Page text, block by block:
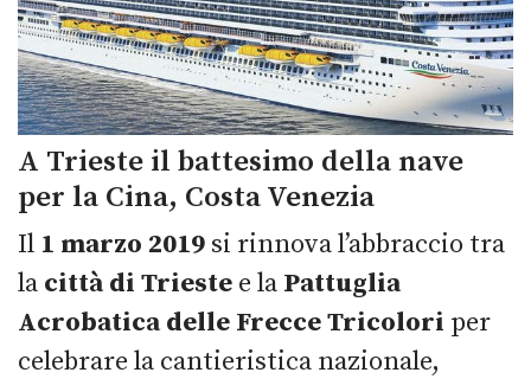
A Trieste il battesimo della nave
per la Cina, Costa Venezia
Il 1 marzo 2019 si rinnova l’abbraccio tra
la città di Trieste e la Pattuglia
Acrobatica delle Frecce Tricolori per
celebrare la cantieristica nazionale,